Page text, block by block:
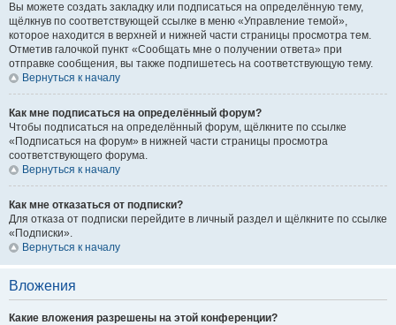
Вы можете создать закладку или подписаться на определённую тему,
щёлкнув по соответствующей ссылке в меню «Управление темой»,
которое находится в верхней и нижней части страницы просмотра тем.
Отметив галочкой пункт «Сообщать мне о получении ответа» при
отправке сообщения, вы также подпишетесь на соответствующую тему.
Вернуться к началу
Как мне подписаться на определённый форум?
Чтобы подписаться на определённый форум, щёлкните по ссылке
«Подписаться на форум» в нижней части страницы просмотра
соответствующего форума.
Вернуться к началу
Как мне отказаться от подписки?
Для отказа от подписки перейдите в личный раздел и щёлкните по ссылке
«Подписки».
Вернуться к началу
Вложения
Какие вложения разрешены на этой конференции?